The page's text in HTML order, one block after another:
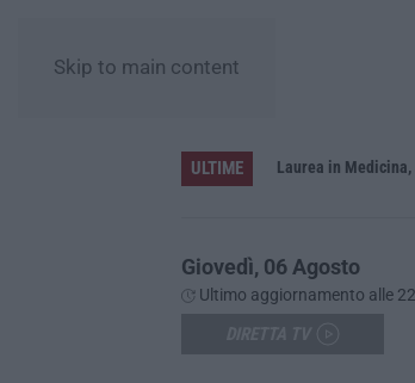
Skip to main content
ULTIME
Sistema bibliotecario vibonese, la dura replica di Soriano e Romeo: «Il fallimento è di chi ha staccato la spina» Laurea in
Giovedì, 06 Agosto
Ultimo aggiornamento alle